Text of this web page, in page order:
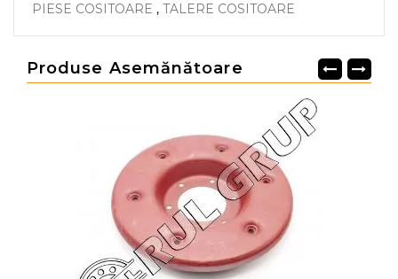
PIESE COSITOARE , TALERE COSITOARE
Produse Asemănătoare